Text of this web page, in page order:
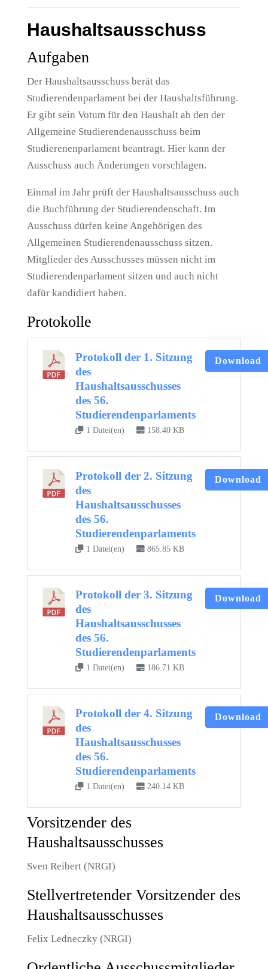
Haushaltsausschuss
Aufgaben
Der Haushaltsausschuss berät das
Studierendenparlament bei der Haushaltsführung.
Er gibt sein Votum für den Haushalt ab den der
Allgemeine Studierendenausschuss beim
Studierenenparlament beantragt. Hier kann der
Ausschuss auch Änderungen vorschlagen.
Einmal im Jahr prüft der Haushaltsausschuss auch
die Buchführung der Studierendenschaft. Im
Ausschuss dürfen keine Angehörigen des
Allgemeinen Studierendenausschuss sitzen.
Mitglieder des Ausschusses müssen nicht im
Studierendenparlament sitzen und auch nicht
dafür kandidiert haben.
Protokolle
Protokoll der 1. Sitzung
des
Haushaltsausschusses
des 56.
Studierendenparlaments
1 Datei(en) 158.40 KB
Download
Protokoll der 2. Sitzung
des
Haushaltsausschusses
des 56.
Studierendenparlaments
1 Datei(en) 865.85 KB
Download
Protokoll der 3. Sitzung
des
Haushaltsausschusses
des 56.
Studierendenparlaments
1 Datei(en) 186.71 KB
Download
Protokoll der 4. Sitzung
des
Haushaltsausschusses
des 56.
Studierendenparlaments
1 Datei(en) 240.14 KB
Download
Vorsitzender des
Haushaltsausschusses
Sven Reibert (NRGI)
Stellvertretender Vorsitzender des
Haushaltsausschusses
Felix Ledneczky (NRGI)